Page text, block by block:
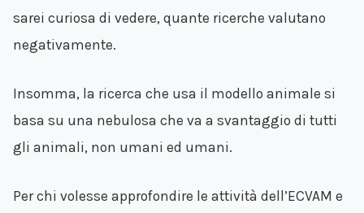
sarei curiosa di vedere, quante ricerche valutano
negativamente.
Insomma, la ricerca che usa il modello animale si
basa su una nebulosa che va a svantaggio di tutti
gli animali, non umani ed umani.
Per chi volesse approfondire le attività dell’ECVAM e